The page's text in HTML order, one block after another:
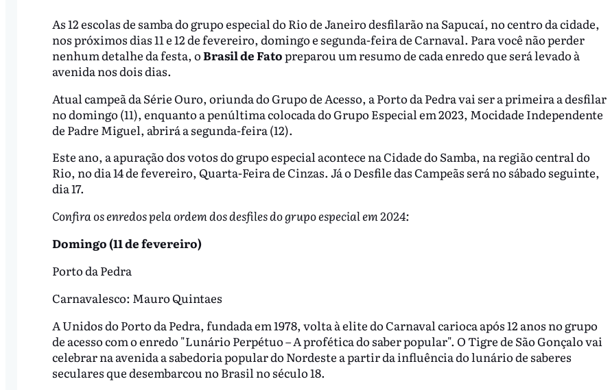
As 12 escolas de samba do grupo especial do Rio de Janeiro desfilarão na Sapucaí, no centro da cidade,
nos próximos dias 11 e 12 de fevereiro, domingo e segunda-feira de Carnaval. Para você não perder
nenhum detalhe da festa, oBrasil de Fatopreparou um resumo de cada enredo que será levado à
avenida nos dois dias.
Atual campeã da Série Ouro, oriunda do Grupo de Acesso, a Porto da Pedra vai ser a primeira a desfilar
no domingo (11), enquanto a penúltima colocada do Grupo Especial em 2023, Mocidade Independente
de Padre Miguel, abrirá a segunda-feira (12).
Este ano, a apuração dos votos do grupo especial acontece na Cidade do Samba, na região central do
Rio, no dia 14 de fevereiro, Quarta-Feira de Cinzas. Já o Desfile das Campeãs será no sábado seguinte,
dia 17.
Confira os enredos pela ordem dos desfiles do grupo especial em 2024:
Domingo (11 de fevereiro)
Porto da Pedra
Carnavalesco: Mauro Quintaes
A Unidos do Porto da Pedra, fundada em 1978, volta à elite do Carnaval carioca após 12 anos no grupo
de acesso com o enredo "Lunário Perpétuo – A profética do saber popular". O Tigre de São Gonçalo vai
celebrar na avenida a sabedoria popular do Nordeste a partir da influência do lunário de saberes
seculares que desembarcou no Brasil no século 18.